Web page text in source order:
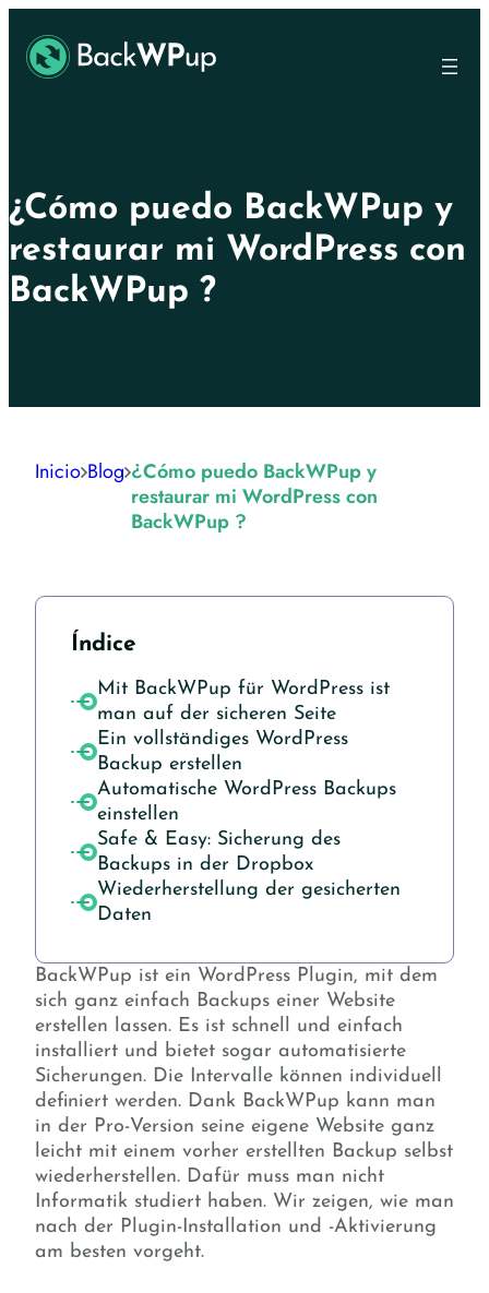
contenido
content
¿Cómo puedo BackWPup y
restaurar mi WordPress con
BackWPup ?
Inicio Blog ¿Cómo puedo BackWPup y
restaurar mi WordPress con
BackWPup ?
Índice
Mit BackWPup für WordPress ist
man auf der sicheren Seite
Ein vollständiges WordPress
Backup erstellen
Automatische WordPress Backups
einstellen
Safe & Easy: Sicherung des
Backups in der Dropbox
Wiederherstellung der gesicherten
Daten
BackWPup ist ein WordPress Plugin, mit dem
sich ganz einfach Backups einer Website
erstellen lassen. Es ist schnell und einfach
installiert und bietet sogar automatisierte
Sicherungen. Die Intervalle können individuell
definiert werden. Dank BackWPup kann man
in der Pro-Version seine eigene Website ganz
leicht mit einem vorher erstellten Backup selbst
wiederherstellen. Dafür muss man nicht
Informatik studiert haben. Wir zeigen, wie man
nach der Plugin-Installation und -Aktivierung
am besten vorgeht.